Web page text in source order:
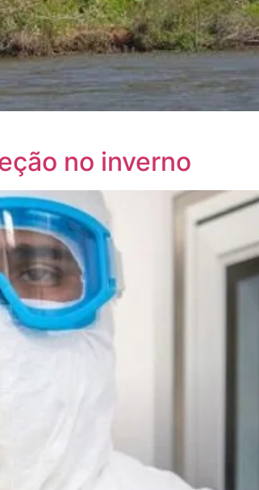
no inverno